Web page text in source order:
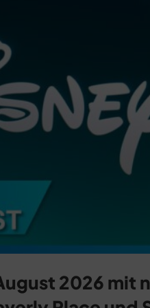
2026 mit